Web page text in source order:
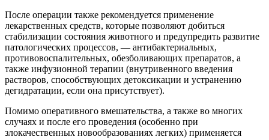
После операции также рекомендуется применение
лекарственных средств, которые позволяют добиться
стабилизации состояния животного и предупредить развитие
патологических процессов, — антибактериальных,
противовоспалительных, обезболивающих препаратов, а
также инфузионной терапии (внутривенного введения
растворов, способствующих детоксикации и устранению
дегидратации, если она присутствует).
Помимо оперативного вмешательства, а также во многих
случаях и после его проведения (особенно при
злокачественных новообразованиях легких) применяется